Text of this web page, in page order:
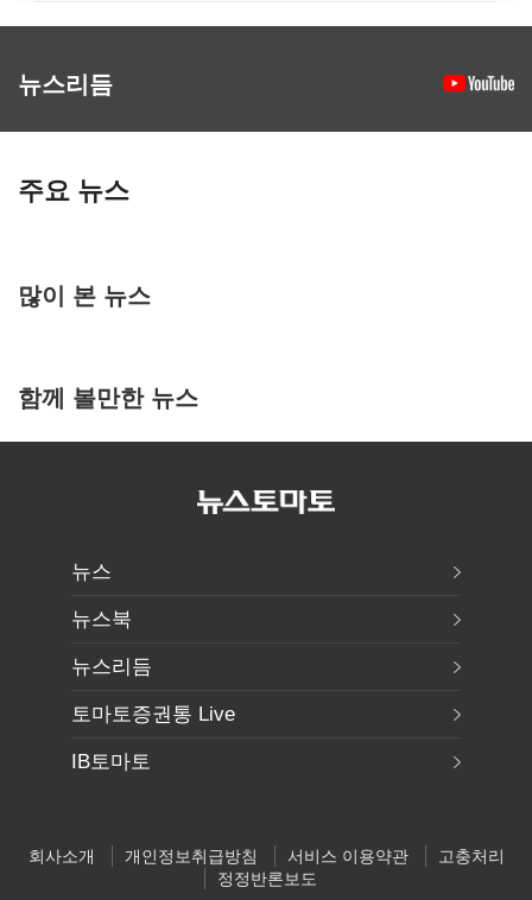
뉴스리듬
주요 뉴스
많이 본 뉴스
함께 볼만한 뉴스
뉴스
뉴스북
뉴스리듬
토마토증권통 Live
IB토마토
회사소개 개인정보취급방침 서비스 이용약관
고충처리
정정반론보도